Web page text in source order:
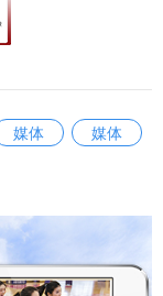
媒体
媒体